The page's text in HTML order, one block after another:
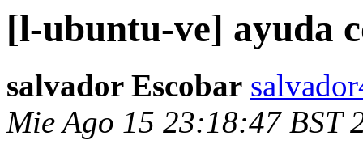
[l-ubuntu-ve] ayuda
salvador Escobar
Mie Ago 15 23:18:47 BST